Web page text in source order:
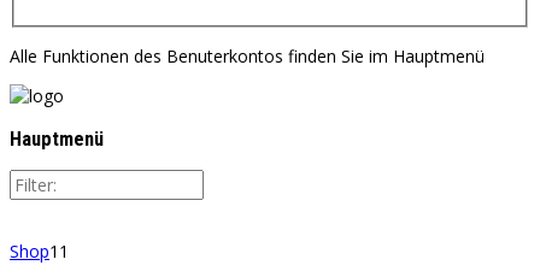
Alle Funktionen des Benuterkontos finden Sie im Hauptmenü
Hauptmenü
Shop11